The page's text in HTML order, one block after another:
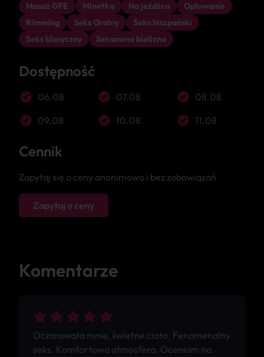
Masaż GFE
Minetka Na jeźdźca
Opluwanie
Rimming
Seks Oralny
Seks hiszpański
Seks klasyczny
Seksowna bielizna
Dostępność
06.08 07.08
08.08
09.08
10.08 11.08
Cennik
Zapytaj się o ceny anonimowo i bez zobowiązań
Zapytaj o ceny
Komentarze
Oczarowała mnie, świetne ciało. Fenomenalny
seks. Komfortowa atmosfera. Oceniam na